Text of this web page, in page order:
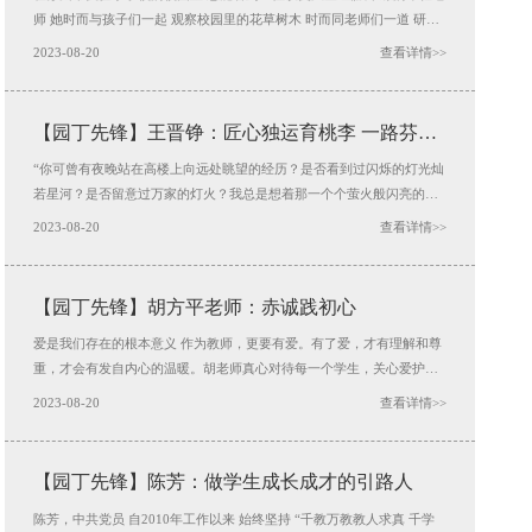
师 她时而与孩子们一起 观察校园里的花草树木 时而同老师们一道 研讨
创新的点子，给科学组带来了许多前沿的电脑技术，制作出更生动形象
2023-08-20 查看详情>>
【园丁先锋】王晋铮：匠心独运育桃李 一路芬芳
“你可曾有夜晚站在高楼上向远处眺望的经历？是否看到过闪烁的灯光灿
若星河？是否留意过万家的灯火？我总是想着那一个个萤火般闪亮的小
窗口里，是一个个天真可爱的孩子，是每个家庭的爱与希望。而我们，
样说。 王晋铮老师是学生心中喜欢的良师，是家长口中
2023-08-20 查看详情>>
【园丁先锋】胡方平老师：赤诚践初心
爱是我们存在的根本意义 作为教师，更要有爱。有了爱，才有理解和尊
重，才会有发自内心的温暖。胡老师真心对待每一个学生，关心爱护每
一个学生。每一次去绿野村，胡老师总在睡觉前到每个孩子床边巡视一
孩子们的安全。胡老师就像关心自己的孩子一样关心着每一个学生。胡
老师还积极参加义务献血，为社会奉献自己的一份爱心。
2023-08-20 查看详情>>
【园丁先锋】陈芳：做学生成长成才的引路人
陈芳，中共党员 自2010年工作以来 始终坚持 “千教万教教人求真 千学